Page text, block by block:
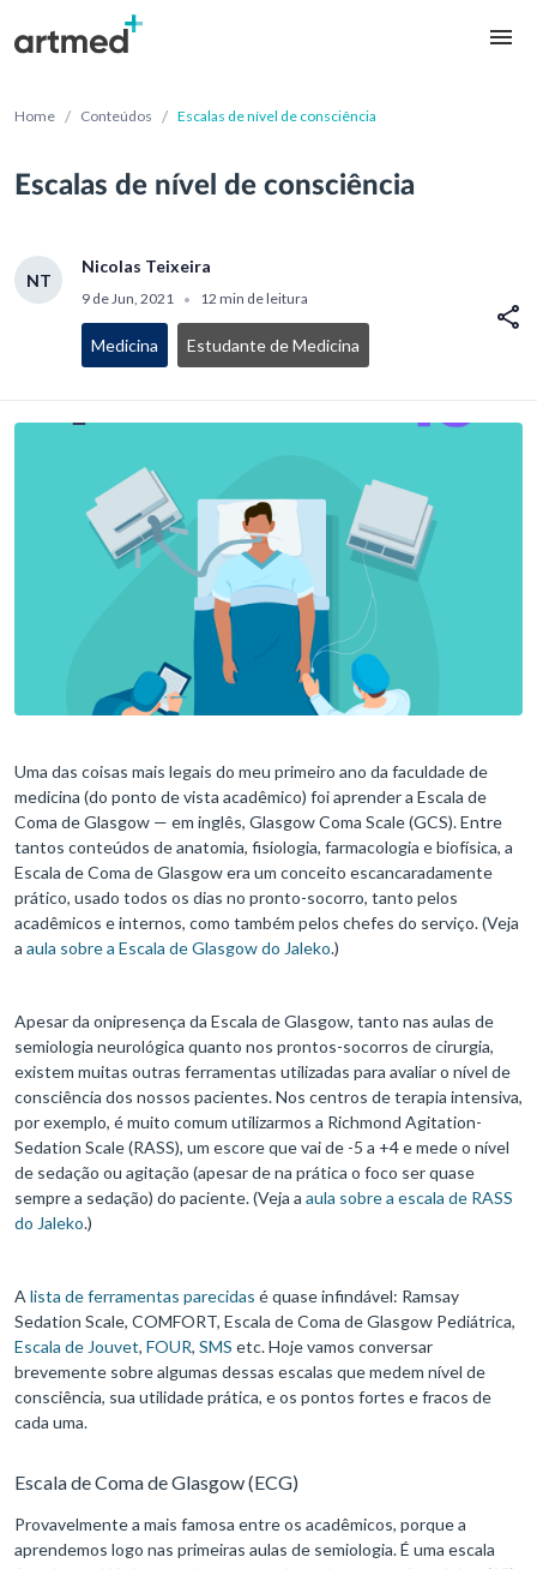
Home / Conteúdos / Escalas de nível de consciência
Escalas de nível de consciência
NT
Nicolas Teixeira
9 de Jun, 2021 • 12 min de leitura
Medicina Estudante de Medicina
Uma das coisas mais legais do meu primeiro ano da faculdade de
medicina (do ponto de vista acadêmico) foi aprender a Escala de
Coma de Glasgow — em inglês, Glasgow Coma Scale (GCS). Entre
tantos conteúdos de anatomia, fisiologia, farmacologia e biofísica, a
Escala de Coma de Glasgow era um conceito escancaradamente
prático, usado todos os dias no pronto-socorro, tanto pelos
acadêmicos e internos, como também pelos chefes do serviço. (Veja
a aula sobre a Escala de Glasgow do Jaleko.)
Apesar da onipresença da Escala de Glasgow, tanto nas aulas de
semiologia neurológica quanto nos prontos-socorros de cirurgia,
existem muitas outras ferramentas utilizadas para avaliar o nível de
consciência dos nossos pacientes. Nos centros de terapia intensiva,
por exemplo, é muito comum utilizarmos a Richmond Agitation-
Sedation Scale (RASS), um escore que vai de -5 a +4 e mede o nível
de sedação ou agitação (apesar de na prática o foco ser quase
sempre a sedação) do paciente. (Veja a aula sobre a escala de RASS
do Jaleko.)
A lista de ferramentas parecidas é quase infindável: Ramsay
Sedation Scale, COMFORT, Escala de Coma de Glasgow Pediátrica,
Escala de Jouvet, FOUR, SMS etc. Hoje vamos conversar
brevemente sobre algumas dessas escalas que medem nível de
consciência, sua utilidade prática, e os pontos fortes e fracos de
cada uma.
Escala de Coma de Glasgow (ECG)
Provavelmente a mais famosa entre os acadêmicos, porque a
aprendemos logo nas primeiras aulas de semiologia. É uma escala